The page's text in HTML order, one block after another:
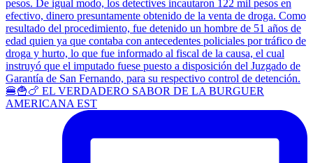
🍔🍟🍗 EL VERDADERO SABOR DE LA BURGUER
AMERICANA EST